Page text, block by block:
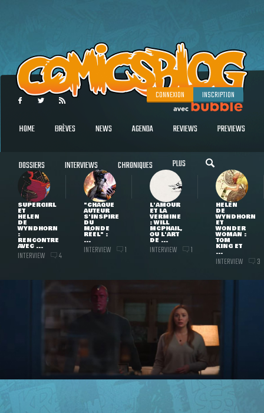
CONNEXION INSCRIPTION
HOME BRÈVES NEWS AGENDA REVIEWS PREVIEWS
DOSSIERS INTERVIEWS CHRONIQUES PLUS
SUPERGIRL
ET
HELEN
DE
WYNDHORN
:
RENCONTRE
AVEC ...
INTERVIEW 4
"CHAQUE
AUTEUR
S'INSPIRE
DU
MONDE
RÉEL" :
...
INTERVIEW 1
L'AMOUR
ET LA
VERMINE
: WILL
MCPHAIL,
OU L'ART
DE ...
INTERVIEW 1
HELEN
DE
WYNDHORN
ET
WONDER
WOMAN :
TOM
KING ET
...
INTERVIEW 3